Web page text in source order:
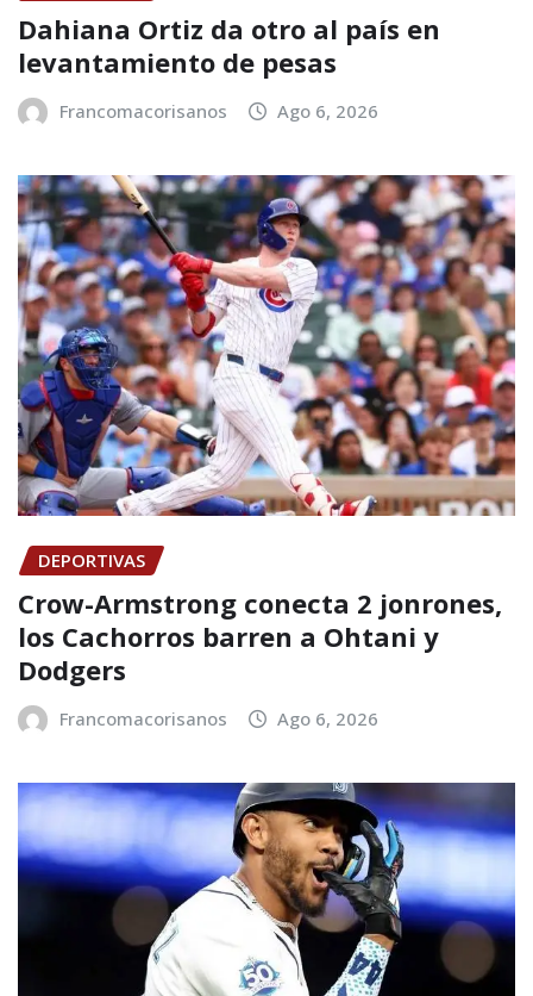
Dahiana Ortiz da otro al país en
levantamiento de pesas
Francomacorisanos Ago 6, 2026
DEPORTIVAS
Crow-Armstrong conecta 2 jonrones,
los Cachorros barren a Ohtani y
Dodgers
Francomacorisanos Ago 6, 2026